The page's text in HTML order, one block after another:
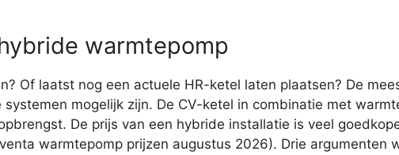
warmtepomp
Of laatst nog een actuele HR-ketel laten plaatsen? De
mogelijk zijn. De CV-ketel in combinatie met
De prijs van een hybride installatie is veel
warmtepomp prijzen augustus 2026). Drie argumenten